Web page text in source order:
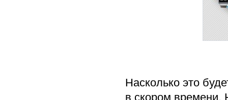
Насколько это
в скором времени.